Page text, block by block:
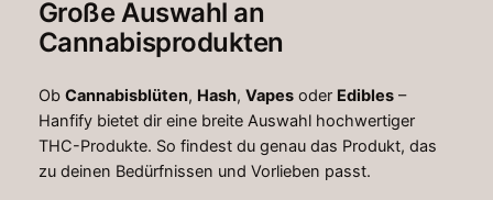
Große Auswahl an
Cannabisprodukten
Ob Cannabisblüten, Hash, Vapesoder Edibles–
Hanfify bietet dir eine breite Auswahl hochwertiger
THC-Produkte. So findest du genau das Produkt, das
zu deinen Bedürfnissen und Vorlieben passt.